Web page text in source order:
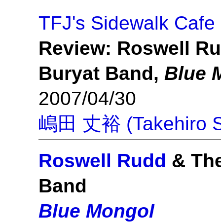
TFJ's Sidewalk Cafe
Review: Roswell
Buryat Band, Blue
2007/04/30
嶋田 丈裕 (Takehiro
Roswell Rudd &
Band
Blue Mongol